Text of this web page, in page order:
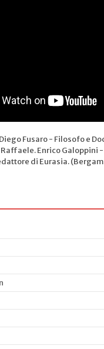
Fusaro - Filosofo e
Enrico Galoppini
di Eurasia.